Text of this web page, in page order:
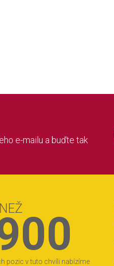
e-mailu a buďte tak
pozic v tuto chvíli nabízíme